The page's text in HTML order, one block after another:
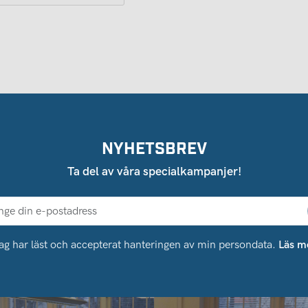
NYHETSBREV
Ta del av våra specialkampanjer!
har läst och accepterat hanteringen av min persondata. Läs